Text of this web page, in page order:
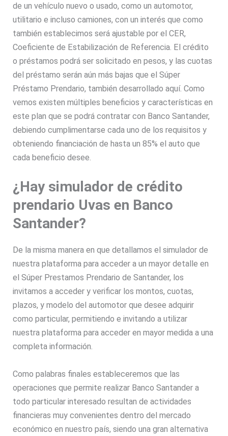
de un vehículo nuevo o usado, como un automotor,
utilitario e incluso camiones, con un interés que como
también establecimos será ajustable por el CER,
Coeficiente de Estabilización de Referencia. El crédito
o préstamos podrá ser solicitado en pesos, y las cuotas
del préstamo serán aún más bajas que el Súper
Préstamo Prendario, también desarrollado aquí. Como
vemos existen múltiples beneficios y características en
este plan que se podrá contratar con Banco Santander,
debiendo cumplimentarse cada uno de los requisitos y
obteniendo financiación de hasta un 85% el auto que
cada beneficio desee.
¿Hay simulador de crédito
prendario Uvas en Banco
Santander?
De la misma manera en que detallamos el simulador de
nuestra plataforma para acceder a un mayor detalle en
el Súper Prestamos Prendario de Santander, los
invitamos a acceder y verificar los montos, cuotas,
plazos, y modelo del automotor que desee adquirir
como particular, permitiendo e invitando a utilizar
nuestra plataforma para acceder en mayor medida a una
completa información.
Como palabras finales estableceremos que las
operaciones que permite realizar Banco Santander a
todo particular interesado resultan de actividades
financieras muy convenientes dentro del mercado
económico en nuestro país, siendo una gran alternativa